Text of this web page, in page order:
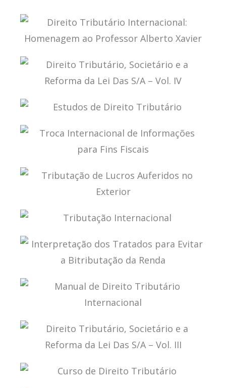
ESTUDOS DE DIREITO TRIBUTÁRIO
INTERNACIONAL
DIREITO TRIBUTÁRIO INTERNACIONAL:
HOMENAGEM AO PROFESSOR ALBERTO XAVIER
DIREITO TRIBUTÁRIO, SOCIETÁRIO E A REFORMA
DA LEI DAS S/A – VOL. IV
ESTUDOS DE DIREITO TRIBUTÁRIO
TROCA INTERNACIONAL DE INFORMAÇÕES PARA
FINS FISCAIS
TRIBUTAÇÃO DE LUCROS AUFERIDOS NO
TRIBUTAÇÃO INTERNACIONAL
INTERPRETAÇÃO DOS TRATADOS PARA EVITAR A
BITRIBUTAÇÃO DA RENDA
MANUAL DE DIREITO TRIBUTÁRIO
INTERNACIONAL
DIREITO TRIBUTÁRIO, SOCIETÁRIO E A REFORMA
DA LEI DAS S/A – VOL. III